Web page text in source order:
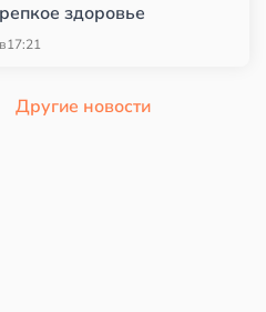
здоровье
в17:21
Другие новости